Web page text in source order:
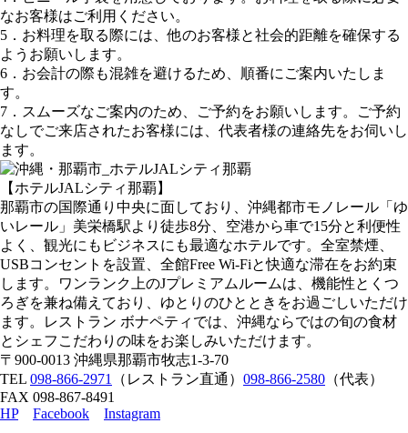
なお客様はご利用ください。
5．お料理を取る際には、他のお客様と社会的距離を確保する
ようお願いします。
6．お会計の際も混雑を避けるため、順番にご案内いたしま
す。
7．スムーズなご案内のため、ご予約をお願いします。ご予約
なしでご来店されたお客様には、代表者様の連絡先をお伺いし
ます。
【ホテルJALシティ那覇】
那覇市の国際通り中央に面しており、沖縄都市モノレール「ゆ
いレール」美栄橋駅より徒歩8分、空港から車で15分と利便性
よく、観光にもビジネスにも最適なホテルです。全室禁煙、
USBコンセントを設置、全館Free Wi-Fiと快適な滞在をお約束
します。ワンランク上のJプレミアムルームは、機能性とくつ
ろぎを兼ね備えており、ゆとりのひとときをお過ごしいただけ
ます。レストラン ボナペティでは、沖縄ならではの旬の食材
とシェフこだわりの味をお楽しみいただけます。
〒900-0013 沖縄県那覇市牧志1-3-70
TEL 098-866-2971 （レストラン直通） 098-866-2580 （代表）
FAX 098-867-8491
HP
Facebook Instagram